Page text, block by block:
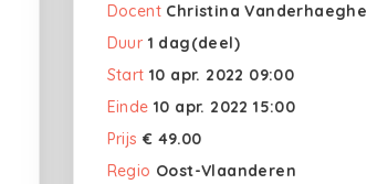
Docent Christina Vanderhaeghe
Duur 1 dag(deel)
Start 10 apr. 2022 09:00
Einde 10 apr. 2022 15:00
Prijs € 49.00
Regio Oost-Vlaanderen